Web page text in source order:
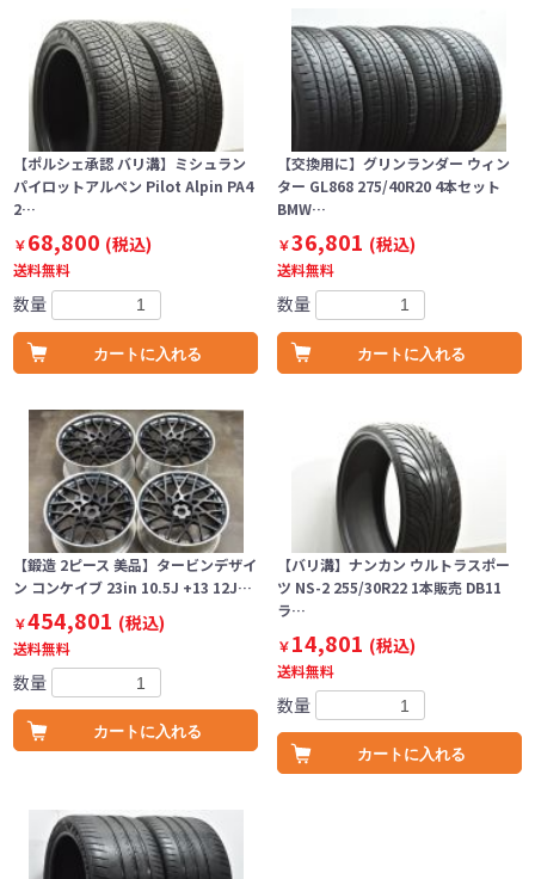
【ポルシェ承認 バリ溝】ミシュラン
パイロットアルペン Pilot Alpin PA4
2…
￥68,800 (税込)
送料無料
数量
カートに入れる
【交換用に】グリンランダー ウィン
ター GL868 275/40R20 4本セット
BMW…
￥36,801 (税込)
送料無料
数量
カートに入れる
【鍛造 2ピース 美品】タービンデザイ
ン コンケイブ 23in 10.5J +13 12J…
￥454,801 (税込)
送料無料
数量
カートに入れる
【バリ溝】ナンカン ウルトラスポー
ツ NS-2 255/30R22 1本販売 DB11
ラ…
￥14,801 (税込)
送料無料
数量
カートに入れる